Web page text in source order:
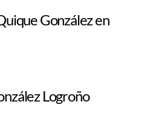
González en
Logroño